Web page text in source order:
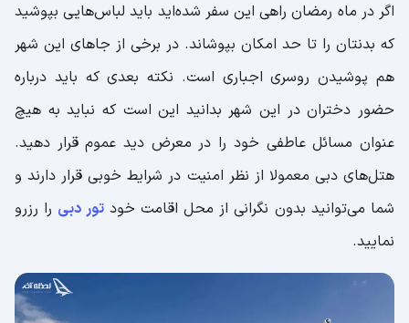
اگر در ماه رمضان راهی این سفر شده‌اید باید لباس‌هایی بپوشید
که بدنتان را تا حد امکان بپوشاند. در برخی از جاهای این شهر
هم پوشیدن روسری اجباری است. نکته بعدی که باید درباره
حضور دختران در این شهر بدانید این است که نباید به هیچ
عنوان مسائل عاطفی خود را در معرض دید عموم قرار دهید.
هتل‌های دبی معمولا از نظر امنیت در شرایط خوبی قرار دارند و
شما می‌توانید بدون نگرانی از محل اقامت خودتور دبی را رزرو
نمایید.